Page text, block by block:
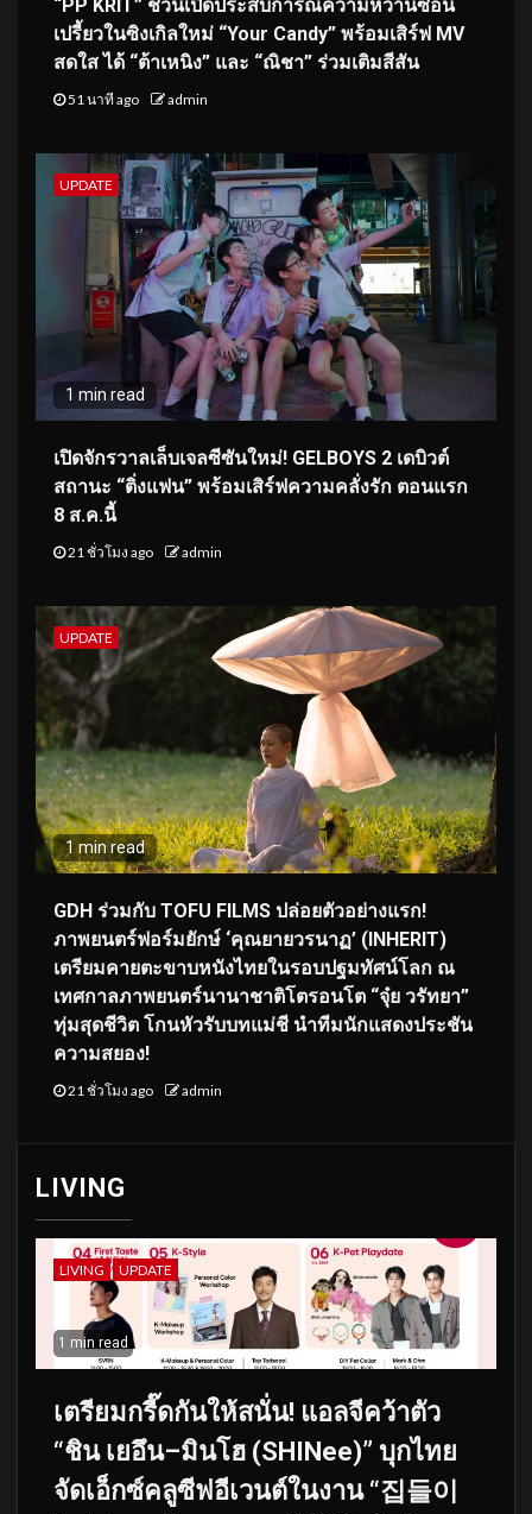
“PP KRIT” ชวนเปิดประสบการณ์ความหวานซ่อน
เปรี้ยวในซิงเกิลใหม่ “Your Candy” พร้อมเสิร์ฟ MV
สดใส ได้ “ต้าเหนิง” และ “ณิชา” ร่วมเติมสีสัน
51 นาที ago admin
UPDATE
1 min read
เปิดจักรวาลเล็บเจลซีซันใหม่! GELBOYS 2 เดบิวต์
สถานะ “ติ่งแฟน” พร้อมเสิร์ฟความคลั่งรัก ตอนแรก
8 ส.ค.นี้
21 ชั่วโมง ago admin
UPDATE
1 min read
GDH ร่วมกับ TOFU FILMS ปล่อยตัวอย่างแรก!
ภาพยนตร์ฟอร์มยักษ์ ‘คุณยายวรนาฏ’ (INHERIT)
เตรียมคายตะขาบหนังไทยในรอบปฐมทัศน์โลก ณ
เทศกาลภาพยนตร์นานาชาติโตรอนโต “จุ๋ย วรัทยา”
ทุ่มสุดชีวิต โกนหัวรับบทแม่ชี นำทีมนักแสดงประชัน
ความสยอง!
21 ชั่วโมง ago admin
LIVING
LIVING UPDATE
1 min read
เตรียมกรี๊ดกันให้สนั่น! แอลจีคว้าตัว
“ชิน เยอึน–มินโฮ (SHINee)” บุกไทย
จัดเอ็กซ์คลูซีฟอีเวนต์ในงาน “집들이